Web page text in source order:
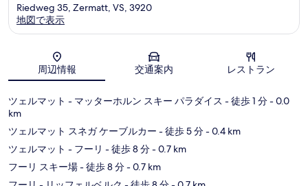
地図
Riedweg 35, Zermatt, VS, 3920
地図で表示
周辺情報 交通案内 レストラン
ツェルマット - マッターホルン スキー パラダイス - 徒歩 1 分- 0.0
km
ツェルマット スネガ ケーブルカー - 徒歩 5 分- 0.4 km
ツェルマット - フーリ - 徒歩 8 分- 0.7 km
フーリ スキー場- 徒歩 8 分- 0.7 km